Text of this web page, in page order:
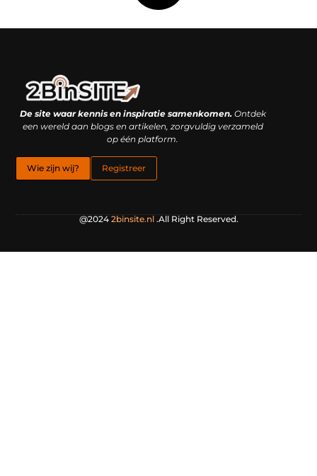
De site waar kennis en inspiratie samenkomen.Ontdek
een wereld aan blogs en artikelen, zorgvuldig verzameld
op één platform.
Wie zijn wij? Registreer
@2024 2binsite.nl.All Right Reserved.